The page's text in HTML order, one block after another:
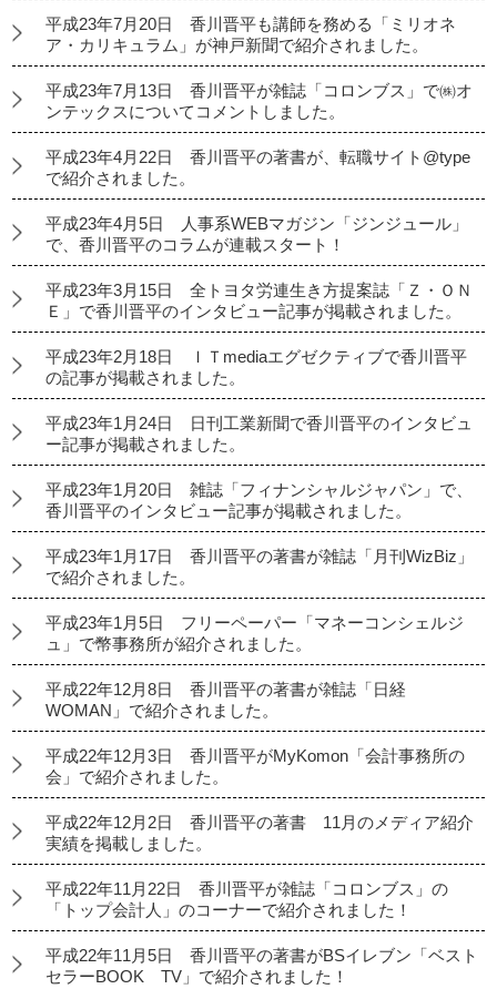
平成23年7月20日 香川晋平も講師を務める「ミリオネ
ア・カリキュラム」が神戸新聞で紹介されました。
平成23年7月13日 香川晋平が雑誌「コロンブス」で㈱オ
ンテックスについてコメントしました。
平成23年4月22日 香川晋平の著書が、転職サイト@type
で紹介されました。
平成23年4月5日 人事系WEBマガジン「ジンジュール」
で、香川晋平のコラムが連載スタート！
平成23年3月15日 全トヨタ労連生き方提案誌「Ｚ・ＯＮ
Ｅ」で香川晋平のインタビュー記事が掲載されました。
平成23年2月18日 ＩＴmediaエグゼクティブで香川晋平
の記事が掲載されました。
平成23年1月24日 日刊工業新聞で香川晋平のインタビュ
ー記事が掲載されました。
平成23年1月20日 雑誌「フィナンシャルジャパン」で、
香川晋平のインタビュー記事が掲載されました。
平成23年1月17日 香川晋平の著書が雑誌「月刊WizBiz」
で紹介されました。
平成23年1月5日 フリーペーパー「マネーコンシェルジ
ュ」で幣事務所が紹介されました。
平成22年12月8日 香川晋平の著書が雑誌「日経
WOMAN」で紹介されました。
平成22年12月3日 香川晋平がMyKomon「会計事務所の
会」で紹介されました。
平成22年12月2日 香川晋平の著書 11月のメディア紹介
実績を掲載しました。
平成22年11月22日 香川晋平が雑誌「コロンブス」の
「トップ会計人」のコーナーで紹介されました！
平成22年11月5日 香川晋平の著書がBSイレブン「ベスト
セラーBOOK TV」で紹介されました！